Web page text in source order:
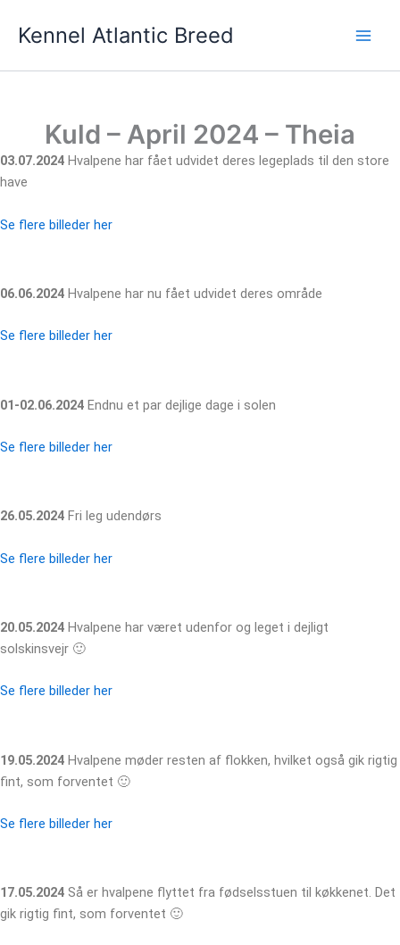
Kennel Atlantic Breed
Kuld – April 2024 – Theia
03.07.2024 Hvalpene har fået udvidet deres legeplads til den store
have
Se flere billeder her
06.06.2024 Hvalpene har nu fået udvidet deres område
Se flere billeder her
01-02.06.2024 Endnu et par dejlige dage i solen
Se flere billeder her
26.05.2024 Fri leg udendørs
Se flere billeder her
20.05.2024 Hvalpene har været udenfor og leget i dejligt
solskinsvejr 🙂
Se flere billeder her
19.05.2024 Hvalpene møder resten af flokken, hvilket også gik rigtig
fint, som forventet 🙂
Se flere billeder her
17.05.2024 Så er hvalpene flyttet fra fødselsstuen til køkkenet. Det
gik rigtig fint, som forventet 🙂